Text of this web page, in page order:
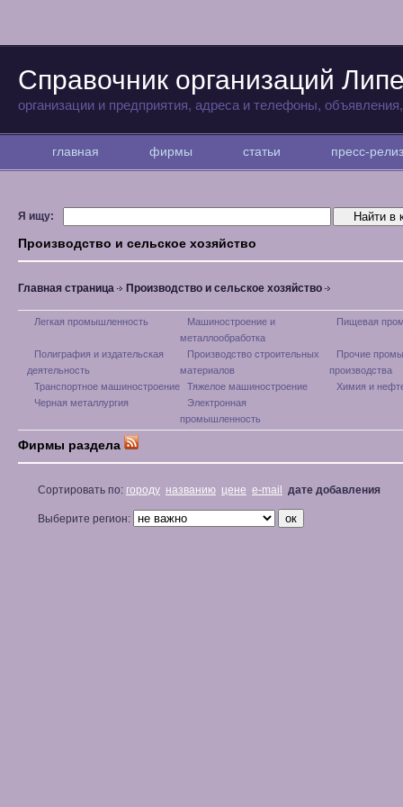
Справочник организаций
организации и предприятия, адреса и телефоны,
главная фирмы статьи пресс-
Я ищу:
Производство и сельское хозяйство
Главная страница Производство и сельское хозяйство
Легкая промышленность
Машиностроение и
металлообработка
Пищевая
Полиграфия и издательская
деятельность
Производство строительных
материалов
Прочие
производства
Транспортное машиностроение
Тяжелое машиностроение
Химия и
Черная металлургия
Электронная
промышленность
Фирмы раздела
Сортировать по: городу названию цене e-mail дате добавления
Выберите регион: